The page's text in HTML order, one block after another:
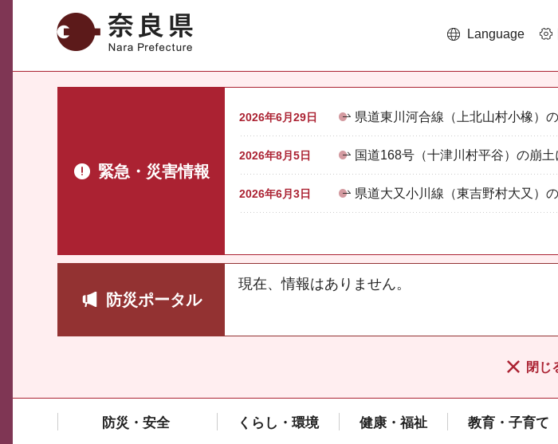
奈良県 Language
緊急・災害情報
2026年6月29日 県道東川河合線（上北山村小橡）
2026年8月5日 国道168号（十津川村平谷）の崩
2026年6月3日 県道大又小川線（東吉野村大又）
防災ポータル
現在、情報はありません。
閉じ
防災・安全 くらし・環境 健康・福祉 教育・子育て